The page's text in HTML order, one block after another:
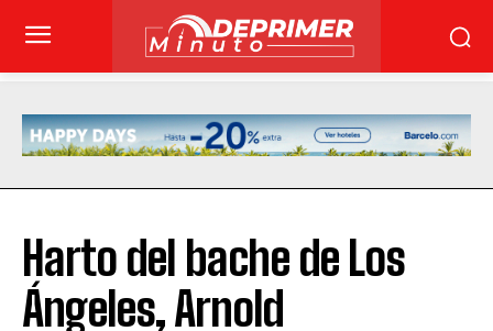
Harto del bache de Los
Ángeles, Arnold